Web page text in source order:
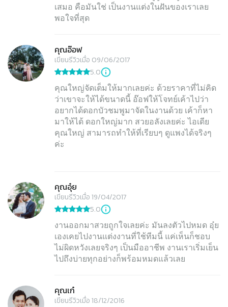
เสมอ คือมันใช่ เป็นงานแต่งในฝันของเราเลย
พอใจที่สุด
คุณอ๊อฟ
เขียนรีวิวเมื่อ 09/06/2017
5.0
คุณใหญ่จัดเต็มให้มากเลยค่ะ ด้วยราคาที่ไม่คิด
ว่าเขาจะให้ได้ขนาดนี้ อ๊อฟให้โจทย์เค้าไปว่า
อยากได้ดอกบัวชมพูมาจัดในงานด้วย เค้าก็หา
มาให้ได้ ดอกใหญ่มาก สวยอลังเลยค่ะ ไอเดีย
คุณใหญ่ สามารถทำให้ที่เรียบๆ ดูแพงได้จริงๆ
ค่ะ
คุณอุ๋ย
เขียนรีวิวเมื่อ 19/04/2017
5.0
งานออกมาสวยถูกใจเลยค่ะ มันลงตัวไปหมด อุ๋ย
เองเคยไปงานแต่งงานที่ใช้ทีมนี้ แค่เห็นก็ชอบ
ไม่ผิดหวังเลยจริงๆ เป็นมืออาชีพ งานเราเริ่มเย็น
ไปถึงบ่ายทุกอย่างก็พร้อมหมดแล้วเลย
คุณเก๋
เขียนรีวิวเมื่อ 18/12/2016